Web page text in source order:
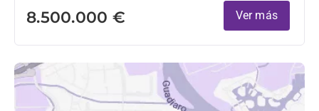
8.500.000 € Ver más